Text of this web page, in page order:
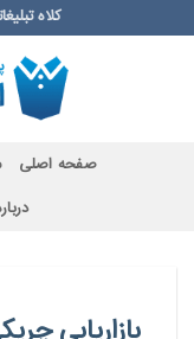
to
کلاه
صفحه اصلی